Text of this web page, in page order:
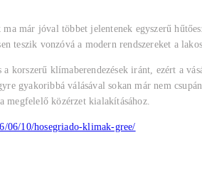
már jóval többet jelentenek egyszerű
teszik vonzóvá a modern rendszereket a
korszerű klímaberendezések iránt, ezért a
gyakoribbá válásával sokan már nem
megfelelő közérzet kialakításához.
06/10/hosegriado-klimak-gree/